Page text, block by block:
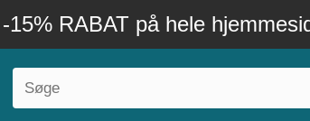
-15% RABAT på hele